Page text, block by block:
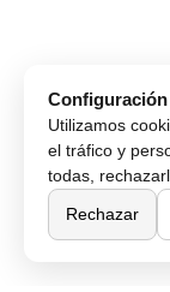
Utilizamos
el tráfico y
todas,
Rechazar